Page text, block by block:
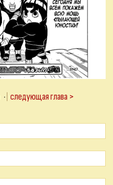
· следующая глава >